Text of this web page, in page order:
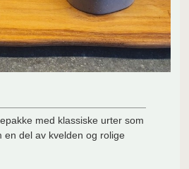
med klassiske urter som
en del av kvelden og rolige